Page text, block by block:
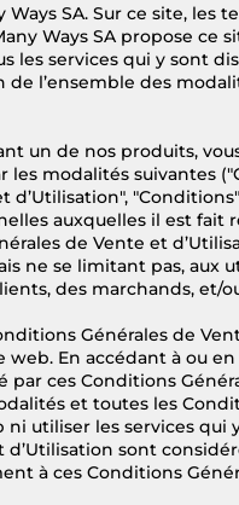
SA. Sur ce site, les
Ways SA propose ce
les services qui y sont
l’ensemble des
un de nos produits,
les modalités suivantes
d’Utilisation",
auxquelles il est fait
de Vente et
ne se limitant pas, aux
des marchands, et/
Générales de
web. En accédant à ou
par ces Conditions
et toutes les
utiliser les services qui
sont
à ces Conditions